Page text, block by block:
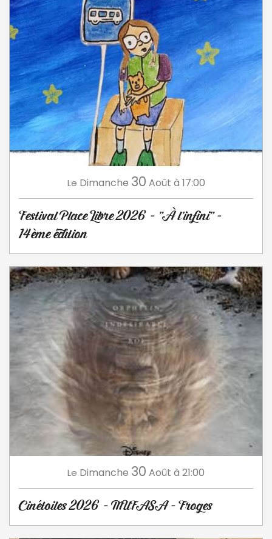
Le Dimanche 30 Août à 17:00
Festival Place Libre 2026 - "À l'infini" -
14ème édition
Le Dimanche 30 Août à 21:00
Cinétoiles 2026 - MUFASA - Froges